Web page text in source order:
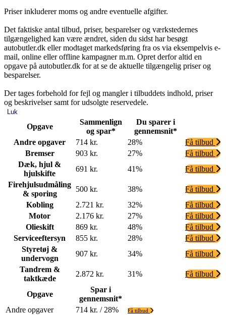
Priser inkluderer moms og andre eventuelle afgifter.
Det faktiske antal tilbud, priser, besparelser og værkstedernes
tilgængelighed kan være ændret, siden du sidst har besøgt
autobutler.dk eller modtaget markedsføring fra os via eksempelvis e-
mail, online eller offline kampagner m.m. Opret derfor altid en
opgave på autobutler.dk for at se de aktuelle tilgængelig priser og
besparelser.
Der tages forbehold for fejl og mangler i tilbuddets indhold, priser
og beskrivelser samt for udsolgte reservedele.
Luk
Opgave
Sammenlign
og spar*
Du sparer i
gennemsnit*
Andre opgaver
714 kr. 28%
Få tilbud
Bremser
903 kr. 27%
Få tilbud
Dæk, hjul &
hjulskifte
691 kr. 41%
Få tilbud
Firehjulsudmåling
& sporing
500 kr. 38%
Få tilbud
Kobling
2.721 kr. 32%
Få tilbud
Motor
2.176 kr. 27%
Få tilbud
Olieskift
869 kr. 48%
Få tilbud
Serviceeftersyn
855 kr. 28%
Få tilbud
Styretøj &
undervogn
907 kr. 34%
Få tilbud
Tandrem &
taktkæde
2.872 kr. 31% Få tilbud
Opgave
Spar i
gennemsnit*
Andre opgaver
714 kr. / 28% Få tilbud